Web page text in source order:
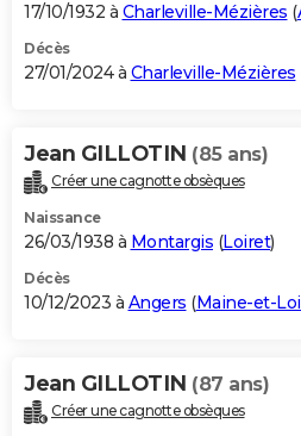
17/10/1932 à Charleville-Mézières (
Décès
27/01/2024 à Charleville-Mézières
Jean GILLOTIN (85 ans)
Créer une cagnotte obsèques
Naissance
26/03/1938 à Montargis (Loiret)
Décès
10/12/2023 à Angers (Maine-et-
Jean GILLOTIN (87 ans)
Créer une cagnotte obsèques